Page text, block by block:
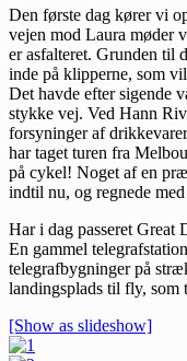
Den første dag kører vi
vejen mod Laura møder
er asfalteret. Grunden til
inde på klipperne, som
Det havde efter sigende
stykke vej. Ved Hann
forsyninger af
har taget turen fra
på cykel! Noget af en
indtil nu, og regnede
Har i dag passeret
En gammel
telegrafbygninger på
landingsplads til fly,
[Show as slideshow]